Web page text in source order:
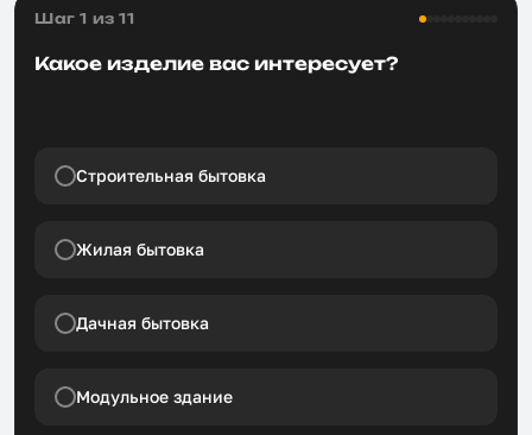
Шаг 1 из 11
Какое изделие вас интересует?
Строительная бытовка
Жилая бытовка
Дачная бытовка
Модульное здание